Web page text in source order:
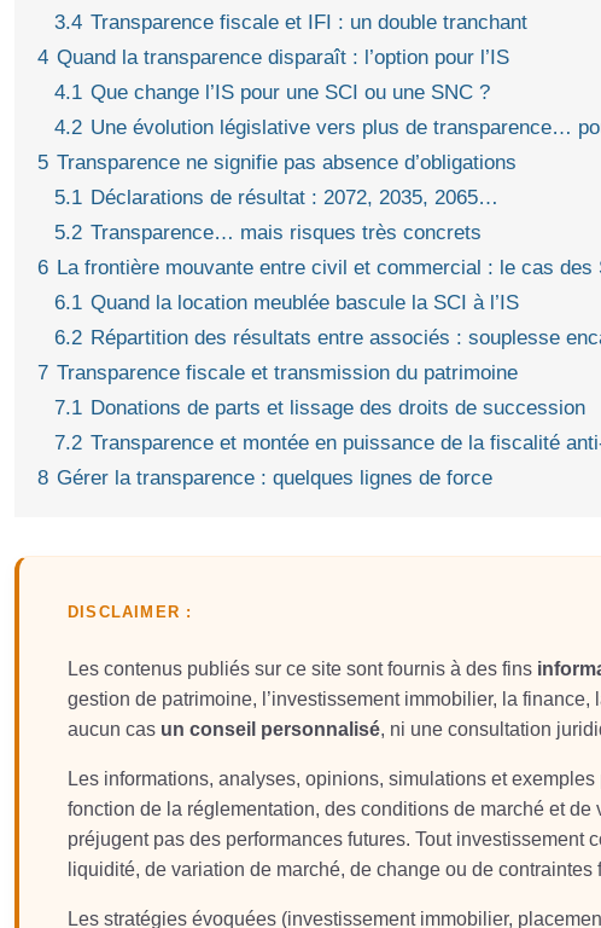
3.4 Transparence fiscale et IFI : un double tranchant
4 Quand la transparence disparaît : l’option pour l’IS
4.1 Que change l’IS pour une SCI ou une SNC ?
4.2 Une évolution législative vers plus de transparence…
5 Transparence ne signifie pas absence d’obligations
5.1 Déclarations de résultat : 2072, 2035, 2065…
5.2 Transparence… mais risques très concrets
6 La frontière mouvante entre civil et commercial : le cas des
6.1 Quand la location meublée bascule la SCI à l’IS
6.2 Répartition des résultats entre associés : souplesse
7 Transparence fiscale et transmission du patrimoine
7.1 Donations de parts et lissage des droits de succession
7.2 Transparence et montée en puissance de la fiscalité
8 Gérer la transparence : quelques lignes de force
DISCLAIMER :
Les contenus publiés sur ce site sont fournis à des fins
gestion de patrimoine, l’investissement immobilier, la
aucun cas un conseil personnalisé, ni une consultation
Les informations, analyses, opinions, simulations et
fonction de la réglementation, des conditions de marché et
préjugent pas des performances futures. Tout investissement
liquidité, de variation de marché, de change ou de
Les stratégies évoquées (investissement immobilier,